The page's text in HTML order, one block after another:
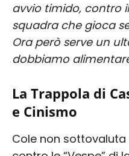
avvio timido, contro
squadra che gioca
Ora però serve un
dobbiamo
La Trappola di
e Cinismo
Cole non